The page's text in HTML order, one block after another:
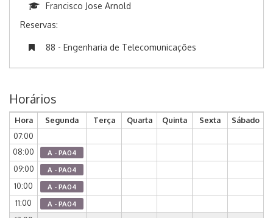
Francisco Jose Arnold
Reservas:
88 - Engenharia de Telecomunicações
Horários
Hora Segunda Terça Quarta Quinta Sexta
Sábado
07:00
08:00
A - PA04
09:00 A - PA04
10:00 A - PA04
11:00 A - PA04